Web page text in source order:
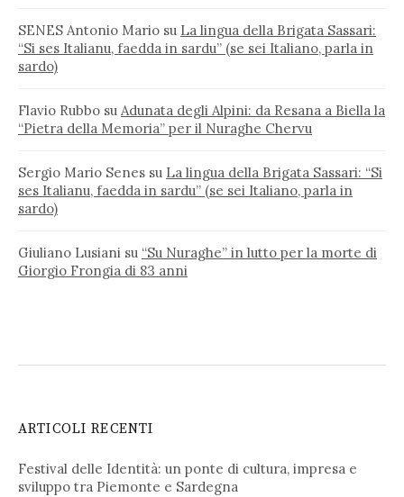
SENES Antonio Mario su La lingua della Brigata Sassari:
“Si ses Italianu, faedda in sardu” (se sei Italiano, parla in
sardo)
Flavio Rubbo su Adunata degli Alpini: da Resana a Biella la
“Pietra della Memoria” per il Nuraghe Chervu
Sergio Mario Senes su La lingua della Brigata Sassari: “Si
ses Italianu, faedda in sardu” (se sei Italiano, parla in
sardo)
Giuliano Lusiani su “Su Nuraghe” in lutto per la morte di
Giorgio Frongia di 83 anni
ARTICOLI RECENTI
Festival delle Identità: un ponte di cultura, impresa e
sviluppo tra Piemonte e Sardegna